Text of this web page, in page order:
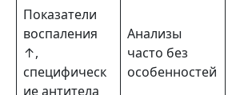
Показатели
воспаления
↑,
специфическ
ие антитела
Анализы
часто без
особенностей